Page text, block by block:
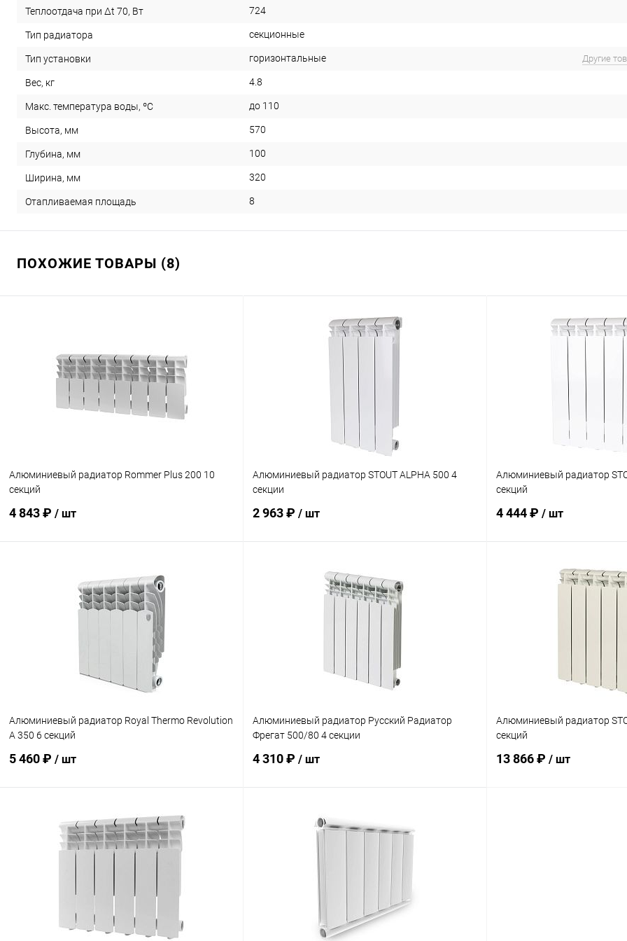
Теплоотдача при Δt 70, Вт 724
Тип радиатора секционные
Тип установки горизонтальные Другие
Вес, кг 4.8
Макс. температура воды, ºС до 110
Высота, мм 570
Глубина, мм 100
Ширина, мм 320
Отапливаемая площадь 8
ПОХОЖИЕ ТОВАРЫ (8)
Алюминиевый радиатор Rommer Plus 200 10
секций
4 843 ₽ / шт
Купить в 1 клик Сравнение
заказ 3-5 дней
Алюминиевый радиатор STOUT ALPHA 500 4
секции
2 963 ₽ / шт
В корзину
Сравнение
Алюминиевый радиатор
секций
4 444 ₽ / шт
В
Алюминиевый радиатор Royal Thermo Revolution
A 350 6 секций
5 460 ₽ / шт
В корзину
Купить в 1 клик Сравнение
Алюминиевый радиатор Русский Радиатор
Фрегат 500/80 4 секции
4 310 ₽ / шт
Сравнение
Алюминиевый радиатор
секций
13 866 ₽ / шт